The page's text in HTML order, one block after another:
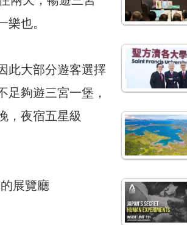
也。
此大部分遊客選擇
足夠遊三宮一堡，
，夜宿五星級